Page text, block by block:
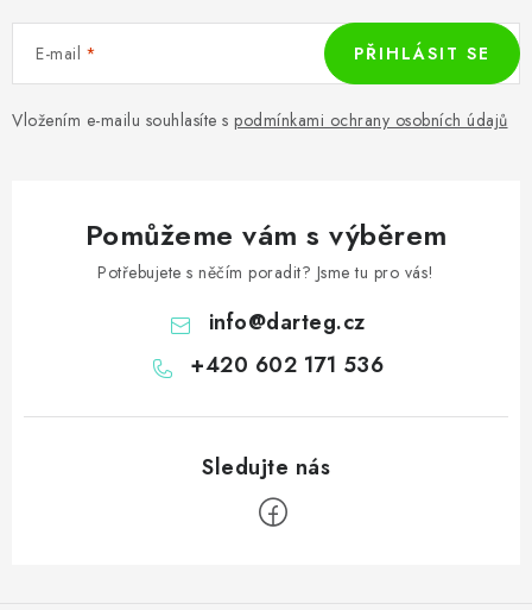
E-mail
Vložením e-mailu souhlasíte s podmínkami ochrany osobních údajů
PŘIHLÁSIT SE
Pomůžeme vám s výběrem
Potřebujete s něčím poradit? Jsme tu pro vás!
info@darteg.cz
+420 602 171 536